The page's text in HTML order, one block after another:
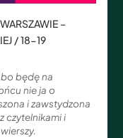
–
/ 18-19
będę na
nie ja o
i zawstydzona
czytelnikami i